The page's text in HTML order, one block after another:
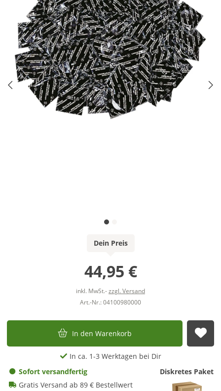
Dein Preis
44,95 €
inkl. MwSt.-zzgl. Versand
Art.-Nr.: 04100980000
In den Warenkorb
In ca. 1-3 Werktagen bei Dir
Sofort versandfertig
Gratis Versand ab 89 € Bestellwert
Diskretes Paket